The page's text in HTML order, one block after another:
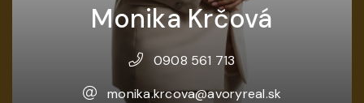
Monika Krčová
0908 561 713
monika.krcova@avoryreal.sk